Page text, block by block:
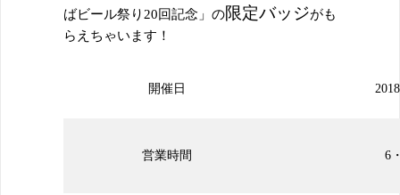
ばビール祭り20回記念」の限定バッジがも
らえちゃいます！
開催日
営業時間 6